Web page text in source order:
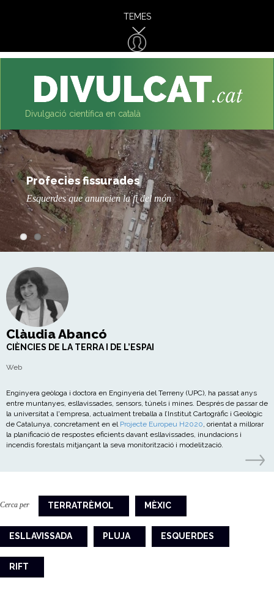
TEMES
Divulgació científica en català
Profecies fissurades
Esquerdes que anuncien la fi del món
Tremolors mexicans
Els efectes del terratrèmol de Mèxic podrien no haver
acabat, encara
Clàudia Abancó
CIÈNCIES DE LA TERRA I DE L’ESPAI
Web
Enginyera geòloga i doctora en Enginyeria del Terreny (UPC), ha passat anys
entre muntanyes, esllavissades, sensors, túnels i mines. Després de passar de
la universitat a l'empresa, actualment treballa a l’Institut Cartogràfic i Geològic
de Catalunya, concretament en el Projecte Europeu H2020, orientat a millorar
la planificació de respostes eficients davant esllavissades, inundacions i
incendis forestals mitjançant la seva monitorització i modelització.
Cerca per TERRATRÈMOL MÈXIC
ESLLAVISSADA PLUJA ESQUERDES
RIFT